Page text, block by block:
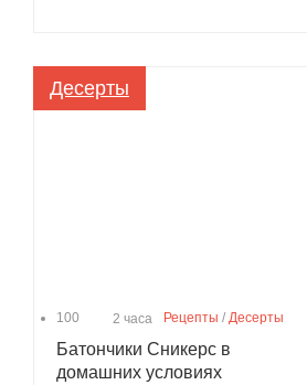
Десерты
100 2 часа Рецепты / Десерты
Батончики Сникерс в
домашних условиях